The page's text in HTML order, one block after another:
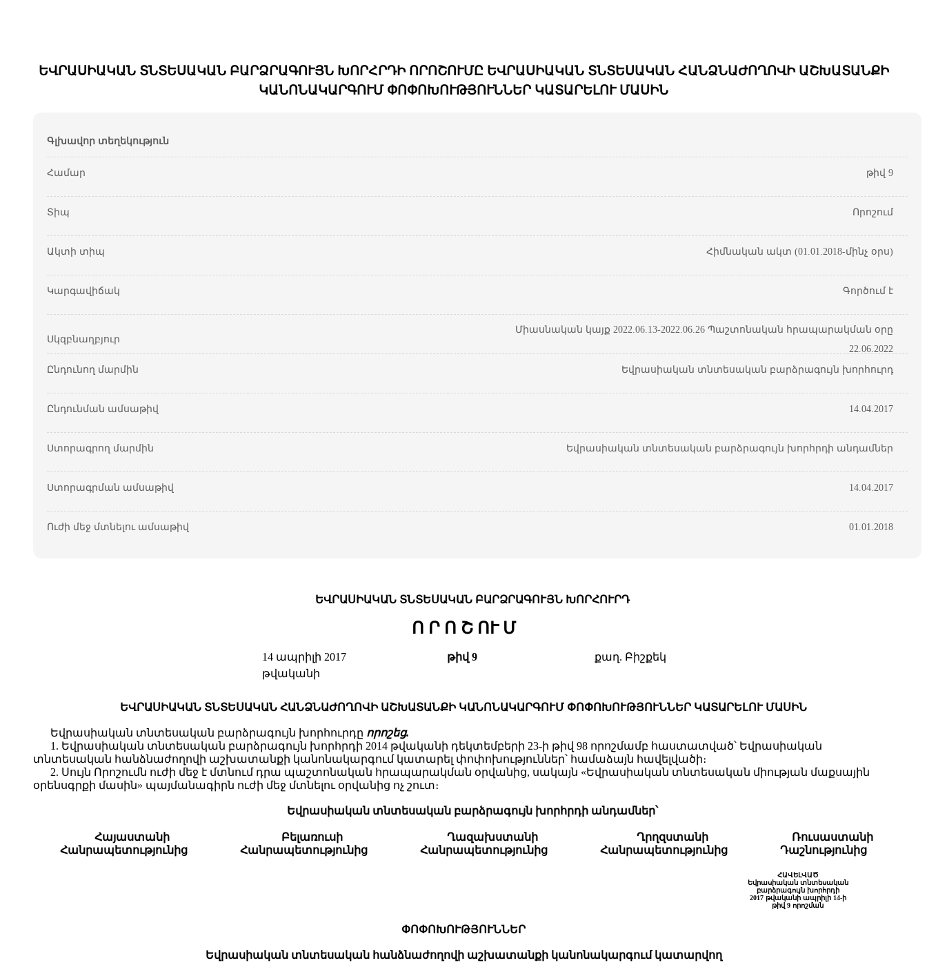
ԵՎՐԱՍԻԱԿԱՆ ՏՆՏԵՍԱԿԱՆ ԲԱՐՁՐԱԳՈՒՅՆ ԽՈՐՀՐԴԻ ՈՐՈՇՈՒՄԸ ԵՎՐԱՍԻԱԿԱՆ ՏՆՏԵՍԱԿԱՆ ՀԱՆՁՆԱԺՈՂՈՎԻ ԱՇԽԱՏԱՆՔԻ
ԿԱՆՈՆԱԿԱՐԳՈՒՄ ՓՈՓՈԽՈՒԹՅՈՒՆՆԵՐ ԿԱՏԱՐԵԼՈՒ ՄԱՍԻՆ
Գլխավոր տեղեկություն
Համար թիվ 9
Տիպ Որոշում
Ակտի տիպ Հիմնական ակտ (01.01.2018-մինչ օրս)
Կարգավիճակ Գործում է
Սկզբնաղբյուր
Միասնական կայք 2022.06.13-2022.06.26 Պաշտոնական հրապարակման օրը
22.06.2022
Ընդունող մարմին
Եվրասիական տնտեսական բարձրագույն խորհուրդ
Ընդունման ամսաթիվ 14.04.2017
Ստորագրող մարմին Եվրասիական տնտեսական բարձրագույն խորհրդի անդամներ
Ստորագրման ամսաթիվ 14.04.2017
Ուժի մեջ մտնելու ամսաթիվ 01.01.2018
ԵՎՐԱՍԻԱԿԱՆ ՏՆՏԵՍԱԿԱՆ ԲԱՐՁՐԱԳՈՒՅՆ ԽՈՐՀՈՒՐԴ
Ո Ր Ո Շ ՈՒ Մ
14 ապրիլի 2017
թվականի
թիվ 9 քաղ. Բիշքեկ
ԵՎՐԱՍԻԱԿԱՆ ՏՆՏԵՍԱԿԱՆ ՀԱՆՁՆԱԺՈՂՈՎԻ ԱՇԽԱՏԱՆՔԻ ԿԱՆՈՆԱԿԱՐԳՈՒՄ ՓՈՓՈԽՈՒԹՅՈՒՆՆԵՐ ԿԱՏԱՐԵԼՈՒ ՄԱՍԻՆ
Եվրասիական տնտեսական բարձրագույն խորհուրդը որոշեց.
1. Եվրասիական տնտեսական բարձրագույն խորհրդի 2014 թվականի դեկտեմբերի 23-ի թիվ 98 որոշմամբ հաստատված՝ Եվրասիական
տնտեսական հանձնաժողովի աշխատանքի կանոնակարգում կատարել փոփոխություններ՝ համաձայն հավելվածի։
2. Սույն Որոշումն ուժի մեջ է մտնում դրա պաշտոնական հրապարակման օրվանից, սակայն «Եվրասիական տնտեսական միության մաքսային
օրենսգրքի մասին» պայմանագիրն ուժի մեջ մտնելու օրվանից ոչ շուտ։
Եվրասիական տնտեսական բարձրագույն խորհրդի անդամներ՝
Հայաստանի
Հանրապետությունից
Բելառուսի
Հանրապետությունից
Ղազախստանի
Հանրապետությունից
Ղրղզստանի
Հանրապետությունից
Ռուսաստանի
Դաշնությունից
ՀԱՎԵԼՎԱԾ
Եվրասիական տնտեսական
բարձրագույն խորհրդի
2017 թվականի ապրիլի 14-ի
թիվ 9 որոշման
ՓՈՓՈԽՈՒԹՅՈՒՆՆԵՐ
Եվրասիական տնտեսական հանձնաժողովի աշխատանքի կանոնակարգում կատարվող